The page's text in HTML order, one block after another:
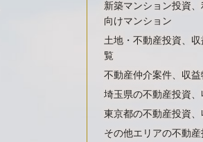
新築マンション投資
向けマンション
土地・不動産投資、
覧
不動産仲介案件、収
埼玉県の不動産投資
東京都の不動産投資
その他エリアの不動